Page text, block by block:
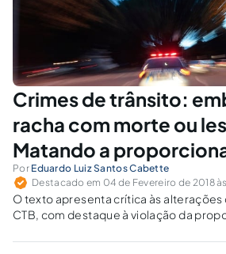
Crimes de trânsito:
racha com morte ou
Matando a
Por Eduardo Luiz Santos Cabette
Destacado em 04 de Fevereiro de 2018
O texto apresenta crítica às alterações
CTB, com destaque à violação da